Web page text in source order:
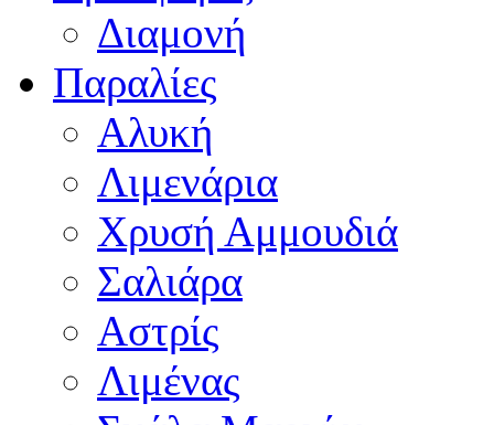
Διαμονή
Παραλίες
Αλυκή
Λιμενάρια
Χρυσή Αμμουδιά
Σαλιάρα
Αστρίς
Λιμένας